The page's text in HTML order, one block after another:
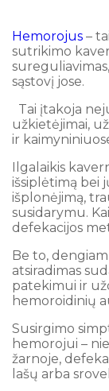
Hemorojus –
sutrikimo
sąstovį jose.
Tai įtakoja
užkietėjimai,
ir
Ilgalaikis
išsiplėtimą bei
išplonėjimą,
susidarymu.
defekacijos
Be to,
atsiradimas
patekimui ir
hemoroidinių
Susirgimo
hemorojui –
žarnoje,
lašų arba